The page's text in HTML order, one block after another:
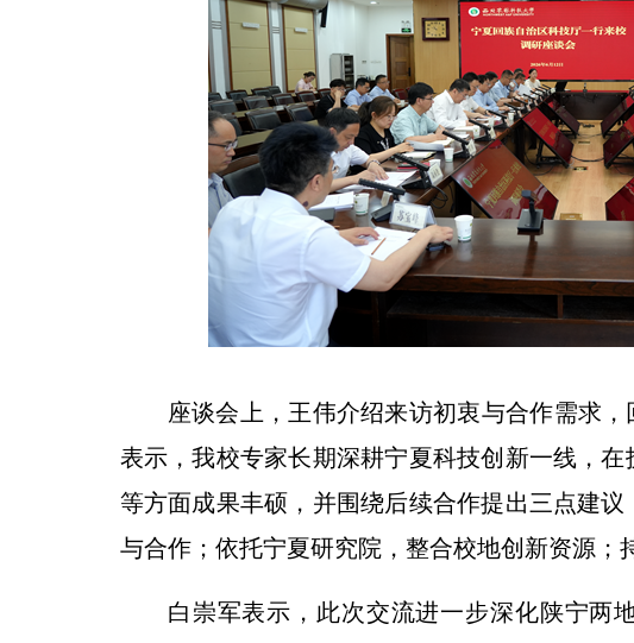
座谈会上，王伟介绍来访初衷与合作需求
表示，我校专家长期深耕宁夏科技创新一线，
等方面成果丰硕，并围绕后续合作提出三点建
与合作；依托宁夏研究院，整合校地创新资源；
白崇军表示，此次交流进一步深化陕宁两